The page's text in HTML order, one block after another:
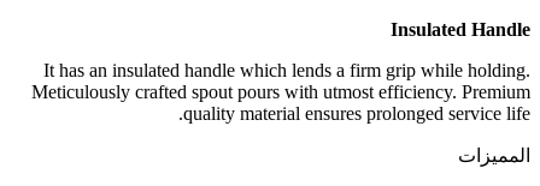
Insulated Handle
It has an insulated handle which lends a firm grip while holding.
Meticulously crafted spout pours with utmost efficiency. Premium
quality material ensures prolonged service life.
المميزات